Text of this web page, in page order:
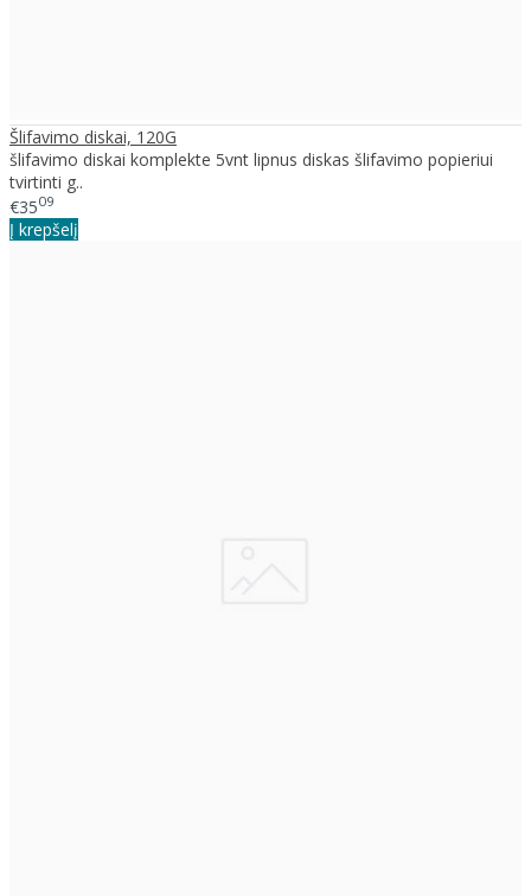
Šlifavimo diskai, 120G
šlifavimo diskai komplekte 5vnt lipnus diskas šlifavimo popieriui
tvirtinti g..
€3509
Į krepšelį